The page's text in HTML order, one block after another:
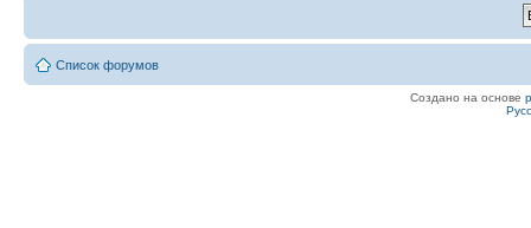
Список форумов
Создано на основе